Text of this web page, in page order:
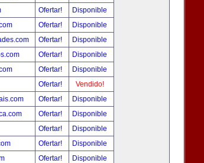
Ofertar!
Disponible
Ofertar!
Disponible
Ofertar!
Disponible
Ofertar!
Disponible
Ofertar!
Disponible
Ofertar!
Vendido!
Ofertar!
Disponible
Ofertar!
Disponible
Ofertar!
Disponible
Ofertar!
Disponible
Ofertar!
Disponible